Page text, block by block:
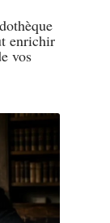
enrichir
vos